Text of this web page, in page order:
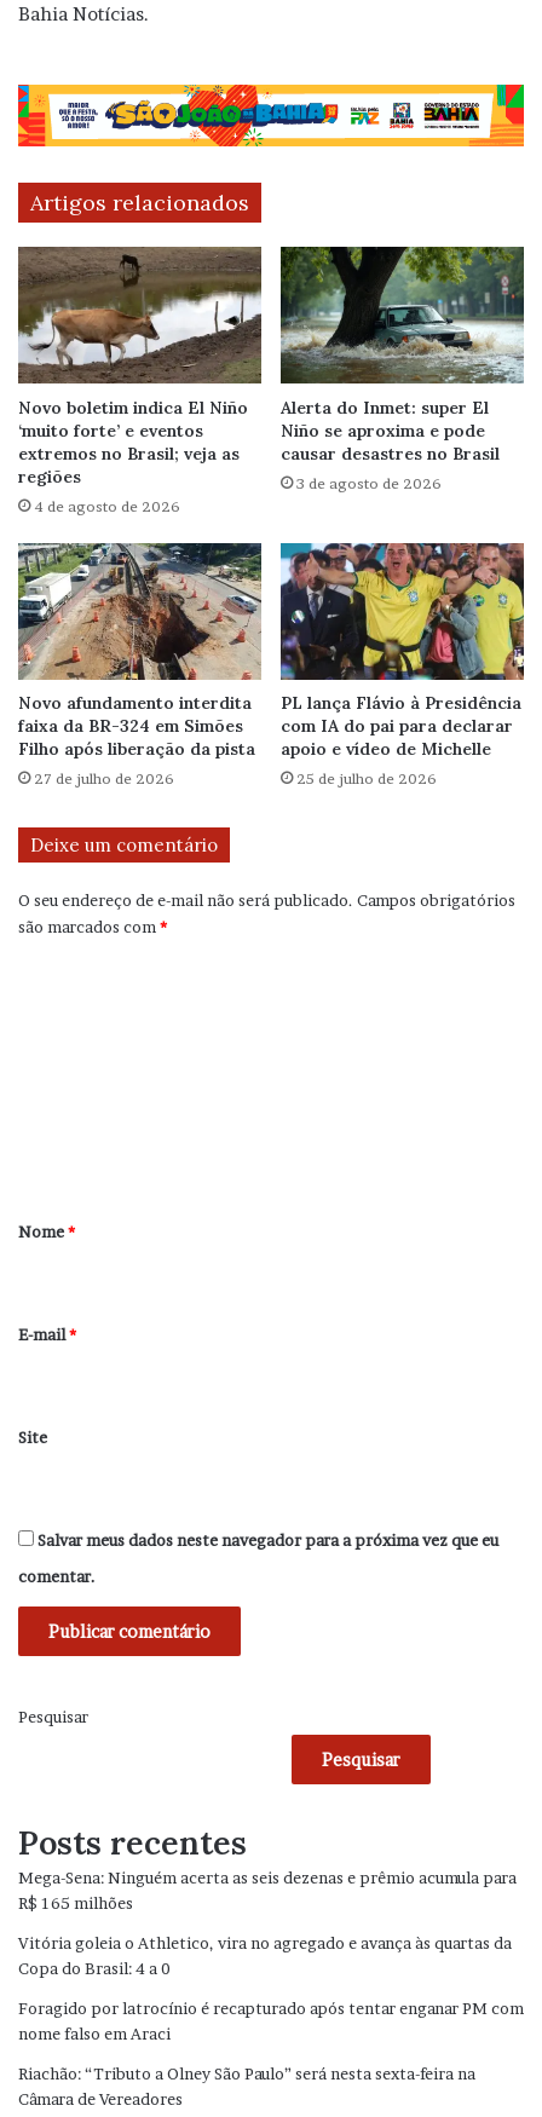
Bahia Notícias.
Artigos relacionados
Novo boletim indica El Niño
‘muito forte’ e eventos
extremos no Brasil; veja as
regiões
4 de agosto de 2026
Alerta do Inmet: super El
Niño se aproxima e pode
causar desastres no Brasil
3 de agosto de 2026
Novo afundamento interdita
faixa da BR-324 em Simões
Filho após liberação da pista
27 de julho de 2026
PL lança Flávio à Presidência
com IA do pai para declarar
apoio e vídeo de Michelle
25 de julho de 2026
Deixe um comentário
O seu endereço de e-mail não será publicado. Campos obrigatórios
são marcados com*
r
*
Nome*
E-mail*
Site
Salvar meus dados neste navegador para a próxima vez que eu
comentar.
Pesquisar
Pesquisar
Posts recentes
Mega-Sena: Ninguém acerta as seis dezenas e prêmio acumula para
R$ 165 milhões
Vitória goleia o Athletico, vira no agregado e avança às quartas da
Copa do Brasil: 4 a 0
Foragido por latrocínio é recapturado após tentar enganar PM com
nome falso em Araci
Riachão: “Tributo a Olney São Paulo” será nesta sexta-feira na
Câmara de Vereadores